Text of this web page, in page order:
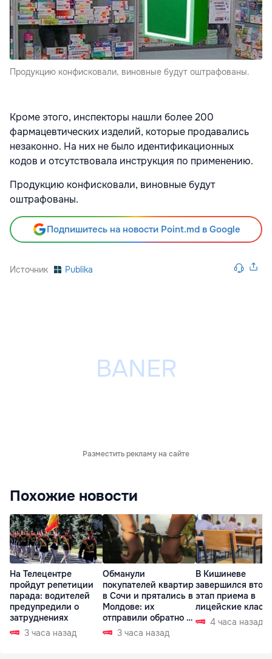
Продукцию конфисковали, виновные будут оштрафованы.
Кроме этого, инспекторы нашли более 200
фармацевтических изделий, которые продавались
незаконно. На них не было идентификационных
кодов и отсутствовала инструкция по применению.
Продукцию конфисковали, виновные будут
оштрафованы.
Подпишитесь на новости Point.md в Google
Источник Publika
Разместить рекламу на сайте
Похожие новости
На Телецентре
пройдут репетиции
парада: водителей
предупредили о
затруднениях
3 часа назад
Обманули
покупателей квартир
в Сочи и прятались в
Молдове: их
отправили обратно в
РФ 3 часа назад
В Кишиневе
завершился
этап приема в
лицейские
4 часа назад